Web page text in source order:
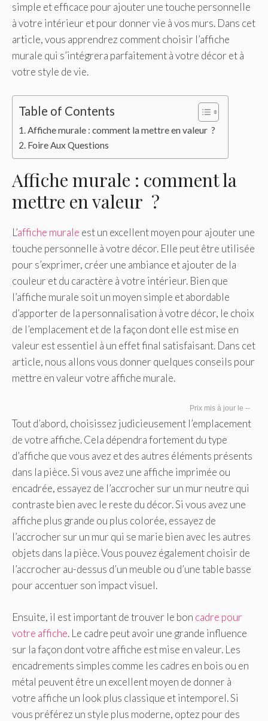
simple et efficace pour ajouter une touche personnelle
à votre intérieur et pour donner vie à vos murs. Dans cet
article, vous apprendrez comment choisir l’affiche
murale qui s’intégrera parfaitement à votre décor et à
votre style de vie.
Table of Contents
Affiche murale : comment la mettre en valeur ?
Foire Aux Questions
Affiche murale : comment la
mettre en valeur ?
L’affiche murale est un excellent moyen pour ajouter une
touche personnelle à votre décor. Elle peut être utilisée
pour s’exprimer, créer une ambiance et ajouter de la
couleur et du caractère à votre intérieur. Bien que
l’affiche murale soit un moyen simple et abordable
d’apporter de la personnalisation à votre décor, le choix
de l’emplacement et de la façon dont elle est mise en
valeur est essentiel à un effet final satisfaisant. Dans cet
article, nous allons vous donner quelques conseils pour
mettre en valeur votre affiche murale.
--
Tout d’abord, choisissez judicieusement l’emplacement
de votre affiche. Cela dépendra fortement du type
d’affiche que vous avez et des autres éléments présents
dans la pièce. Si vous avez une affiche imprimée ou
encadrée, essayez de l’accrocher sur un mur neutre qui
contraste bien avec le reste du décor. Si vous avez une
affiche plus grande ou plus colorée, essayez de
l’accrocher sur un mur qui se marie bien avec les autres
objets dans la pièce. Vous pouvez également choisir de
l’accrocher au-dessus d’un meuble ou d’une table basse
pour accentuer son impact visuel.
Ensuite, il est important de trouver le bon cadre pour
votre affiche. Le cadre peut avoir une grande influence
sur la façon dont votre affiche est mise en valeur. Les
encadrements simples comme les cadres en bois ou en
métal peuvent être un excellent moyen de donner à
votre affiche un look plus classique et intemporel. Si
vous préférez un style plus moderne, optez pour des